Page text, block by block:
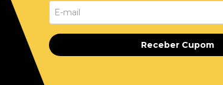
Receber Cupom